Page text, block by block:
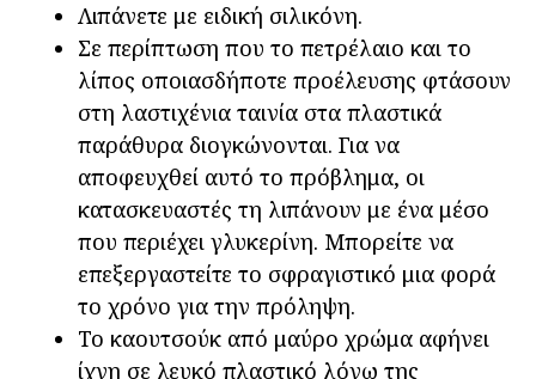
Λιπάνετε με ειδική σιλικόνη.
Σε περίπτωση που το πετρέλαιο και το
λίπος οποιασδήποτε προέλευσης φτάσουν
στη λαστιχένια ταινία στα πλαστικά
παράθυρα διογκώνονται. Για να
αποφευχθεί αυτό το πρόβλημα, οι
κατασκευαστές τη λιπάνουν με ένα μέσο
που περιέχει γλυκερίνη. Μπορείτε να
επεξεργαστείτε το σφραγιστικό μια φορά
το χρόνο για την πρόληψη.
Το καουτσούκ από μαύρο χρώμα αφήνει
ίχνη σε λευκό πλαστικό λόγω της